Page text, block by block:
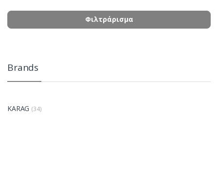
Φιλτράρισμα
Brands
KARAG (34)